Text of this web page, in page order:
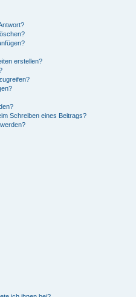
erstellen?
Schreiben eines Beitrags?